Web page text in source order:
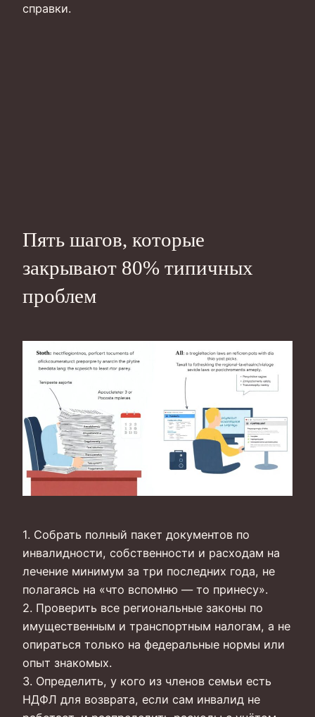
справки.
Пять шагов, которые
закрывают 80% типичных
проблем
1. Собрать полный пакет документов по
инвалидности, собственности и расходам на
лечение минимум за три последних года, не
полагаясь на «что вспомню — то принесу».
2. Проверить все региональные законы по
имущественным и транспортным налогам, а не
опираться только на федеральные нормы или
опыт знакомых.
3. Определить, у кого из членов семьи есть
НДФЛ для возврата, если сам инвалид не